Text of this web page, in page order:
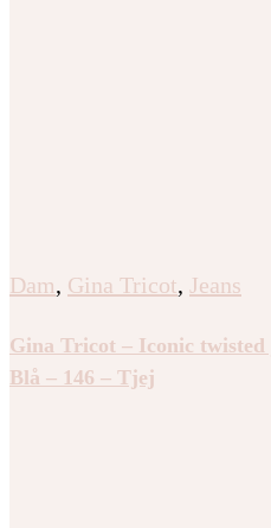
Dam, Gina Tricot, Jeans
Gina Tricot – Iconic
Blå – 146 – Tjej